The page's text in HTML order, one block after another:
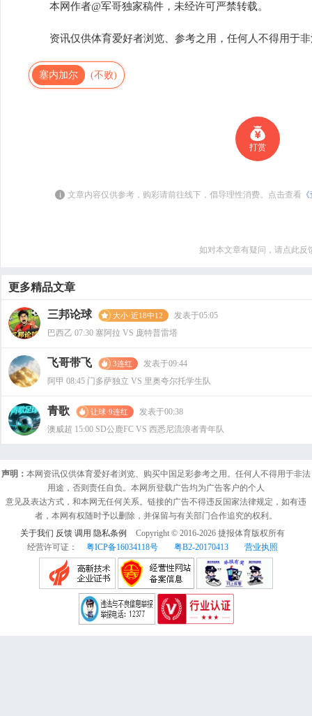
本网作者@军哥独家稿件，未经许可严禁转载。
资讯仅供体育爱好者浏览、参考之用，任何人不得用于非
塞内加尔 (不败)
打赏
i 文章内容仅供参考，购彩请前往线下，倡导理性消费。点击查看
如对本文章有疑问，请点此反
更多精品文章
三邦论球 大小·近18中12
发表于05:05
巴西乙 07:30 塞阿拉 VS 庞特普雷塔
飞哥带飞 3连红
发表于09:44
阿甲 08:45 门多萨独立 VS 里奥夸尔托学生队
青歌 让球·9连红
发表于00:38
澳威超 15:00 SD公鹿FC VS 西悉尼流浪者青年队
声明： 本网资讯仅供体育爱好者浏览、购买中国足彩参考之用。任何人不得用于非法
用途，否则责任自负。本网所登载广告均为广告客户的个人
意见及表达方式，和本网无任何关系。链接的广告不得违反国家法律规定，如有违
者，本网有权随时予以删除，并保留与有关部门合作追究的权利。
关于我们 反馈 调用 隐私条例 Copyright © 2016-2026 捷报体育版权所有
经营许可证：
粤ICP备16034118号 粤B2-20170413 营业执照